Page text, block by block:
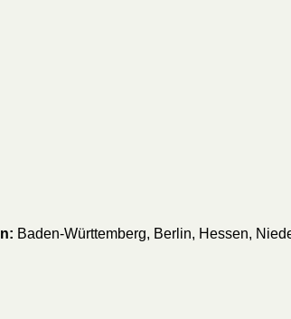
Baden-Württemberg, Berlin, Hessen,